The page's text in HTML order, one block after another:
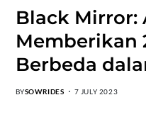
Black Mirror:
Memberikan
Berbeda
BYSOWRIDES 7 JULY 2023